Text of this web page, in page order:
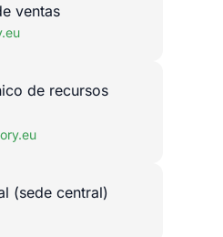
ventas
de recursos
(sede central)